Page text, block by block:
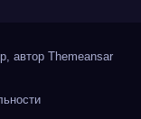
автор Themeansar